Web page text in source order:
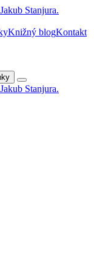
Knižný blogKontakt